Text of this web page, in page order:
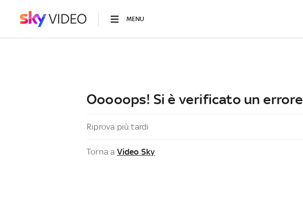
MENU
Ooooops! Si è verificato un errore
Riprova più tardi
Torna a Video Sky